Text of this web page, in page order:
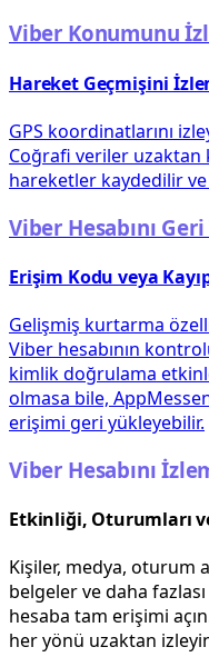
Viber Konumunu
Hareket Geçmişini
GPS koordinatlarını
Coğrafi veriler uzaktan
hareketler kaydedilir
Viber Hesabını
Erişim Kodu veya
Gelişmiş kurtarma
Viber hesabının
kimlik doğrulama
olmasa bile,
erişimi geri yükleyebilir.
Viber Hesabını
Etkinliği, Oturumları
Kişiler, medya, oturum
belgeler ve daha
hesaba tam erişimi
her yönü uzaktan